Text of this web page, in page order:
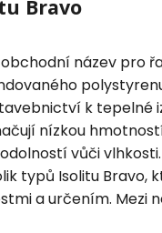
Bravo
název pro
k tepelné
nízkou
vůči
typů Isolitu Bravo,
a určením. Mezi